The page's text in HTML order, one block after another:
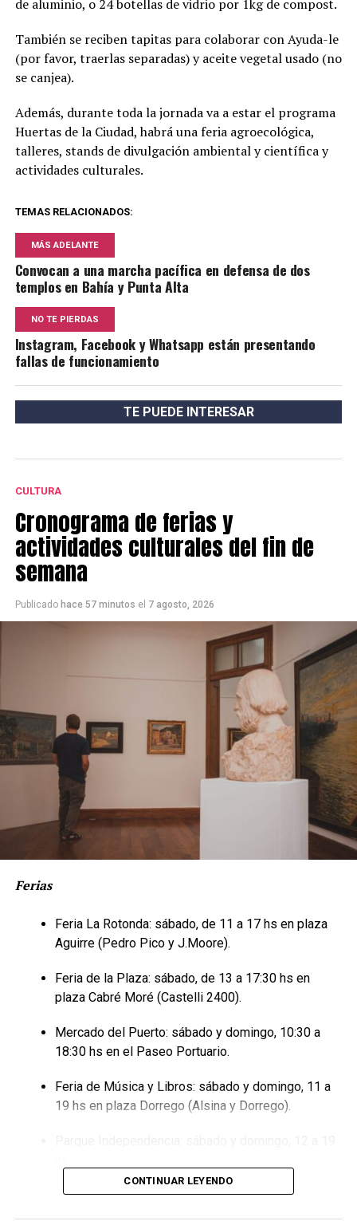
de aluminio, o 24 botellas de vidrio por 1kg de compost.
También se reciben tapitas para colaborar con Ayuda-le
(por favor, traerlas separadas) y aceite vegetal usado (no
se canjea).
Además, durante toda la jornada va a estar el programa
Huertas de la Ciudad, habrá una feria agroecológica,
talleres, stands de divulgación ambiental y científica y
actividades culturales.
TEMAS RELACIONADOS:
MÁS ADELANTE
Convocan a una marcha pacífica en defensa de dos
templos en Bahía y Punta Alta
NO TE PIERDAS
Instagram, Facebook y Whatsapp están presentando
fallas de funcionamiento
TE PUEDE INTERESAR
CULTURA
Cronograma de ferias y
actividades culturales del fin de
semana
Publicado hace 57 minutos el 7 agosto, 2026
Ferias
Feria La Rotonda: sábado, de 11 a 17 hs en plaza
Aguirre (Pedro Pico y J.Moore).
Feria de la Plaza: sábado, de 13 a 17:30 hs en
plaza Cabré Moré (Castelli 2400).
Mercado del Puerto: sábado y domingo, 10:30 a
18:30 hs en el Paseo Portuario.
Feria de Música y Libros: sábado y domingo, 11 a
19 hs en plaza Dorrego (Alsina y Dorrego).
Feria Artesanal: sábado y domingo, 14 a 22 hs en la
CONTINUAR LEYENDO